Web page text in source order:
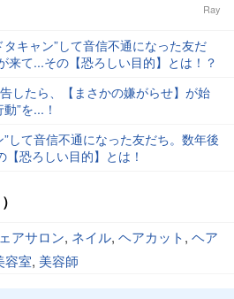
Ray
キャン”して音信不通になった友だ
来て...その【恐ろしい目的】とは！？
したら、【まさかの嫌がらせ】が始
”を...！
して音信不通になった友だち。数年後
【恐ろしい目的】とは！
アサロン, ネイル, ヘアカット, ヘア
容室, 美容師